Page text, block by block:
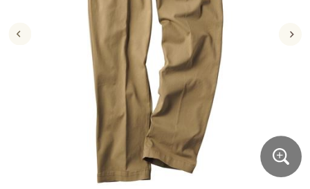
カーテン・ラグ・ファブリック
美容・健康・サプリメント
制服・スクールすべて
ジュニア・ティーンズ下着
大きいサイズ通販すべて
大きいサイズ レディース服
大きいサイズ レディース下着
大きいサイズ メンズ
シークレットセール
商品カテゴリ一覧
カーテン・ラグ・ファブリック
ジュニア・ティーンズ下着
大きいサイズ レディース服
大きいサイズ レディース下着
大きいサイズ メンズ
大きいサイズ 事務・制服
シークレットセール
商品カテゴリ一覧
カタログ・チラシからのご注文